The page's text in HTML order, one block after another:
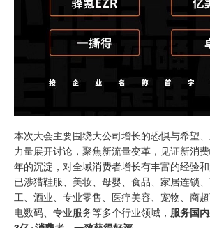
本次大会主要围绕大公司增长的恐惧与希望
力量展开讨论，聚焦新流量变革，见证新消
年的沉淀，对全域消费者增长有丰富的经验
已涉猎鞋服、美妆、母婴、食品、家居连锁
工、酒业、专业零售、医疗美容、宠物、商
电数码、专业服务等多个行业领域， 服务国